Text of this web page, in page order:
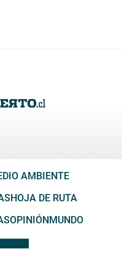
AMBIENTE
HOJA DE RUTA
OPINIÓNMUNDO